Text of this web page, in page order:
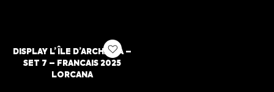
DISPLAY L’ÎLE D’ARCHAZIA –
SET 7 – FRANCAIS 2025
LORCANA